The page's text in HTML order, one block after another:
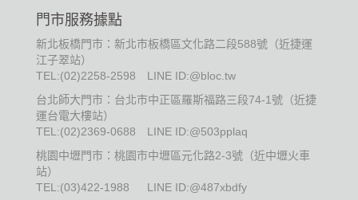
門市服務據點
新北板橋門市：新北市板橋區文化路二段588號（近捷運
江子翠站）
TEL:(02)2258-2598
LINE ID:@bloc.tw
台北師大門市：台北市中正區羅斯福路三段74-1號（近捷
運台電大樓站）
TEL:(02)2369-0688
LINE ID:@503pplaq
桃園中壢門市：桃園市中壢區元化路2-3號（近中壢火車
站）
TEL:(03)422-1988 LINE ID:@487xbdfy